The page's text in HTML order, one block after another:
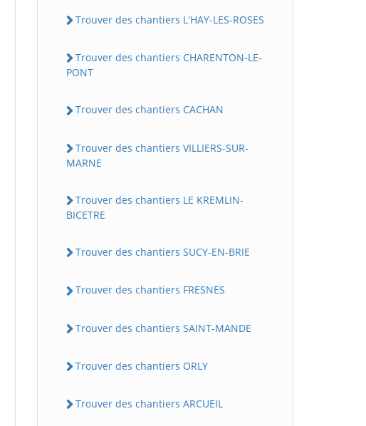
Trouver des chantiers L'HAY-LES-ROSES
Trouver des chantiers CHARENTON-LE-
PONT
Trouver des chantiers CACHAN
Trouver des chantiers VILLIERS-SUR-
MARNE
Trouver des chantiers LE KREMLIN-
BICETRE
Trouver des chantiers SUCY-EN-BRIE
Trouver des chantiers FRESNES
Trouver des chantiers SAINT-MANDE
Trouver des chantiers ORLY
Trouver des chantiers ARCUEIL